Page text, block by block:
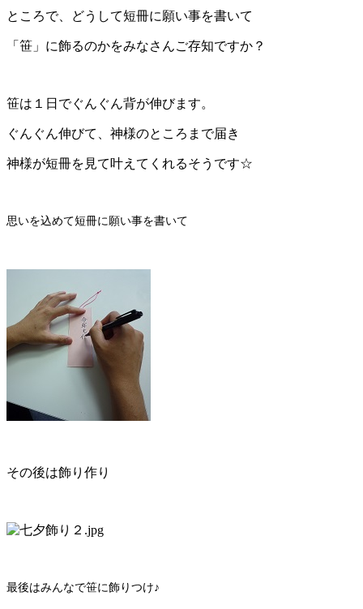
ところで、どうして短冊に願い事を書いて
「笹」に飾るのかをみなさんご存知ですか？
笹は１日でぐんぐん背が伸びます。
ぐんぐん伸びて、神様のところまで届き
神様が短冊を見て叶えてくれるそうです☆
思いを込めて短冊に願い事を書いて
その後は飾り作り
最後はみんなで笹に飾りつけ♪